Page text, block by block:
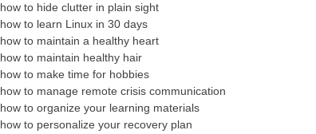
how to hide clutter in plain sight
how to learn Linux in 30 days
how to maintain a healthy heart
how to maintain healthy hair
how to make time for hobbies
how to manage remote crisis communication
how to organize your learning materials
how to personalize your recovery plan